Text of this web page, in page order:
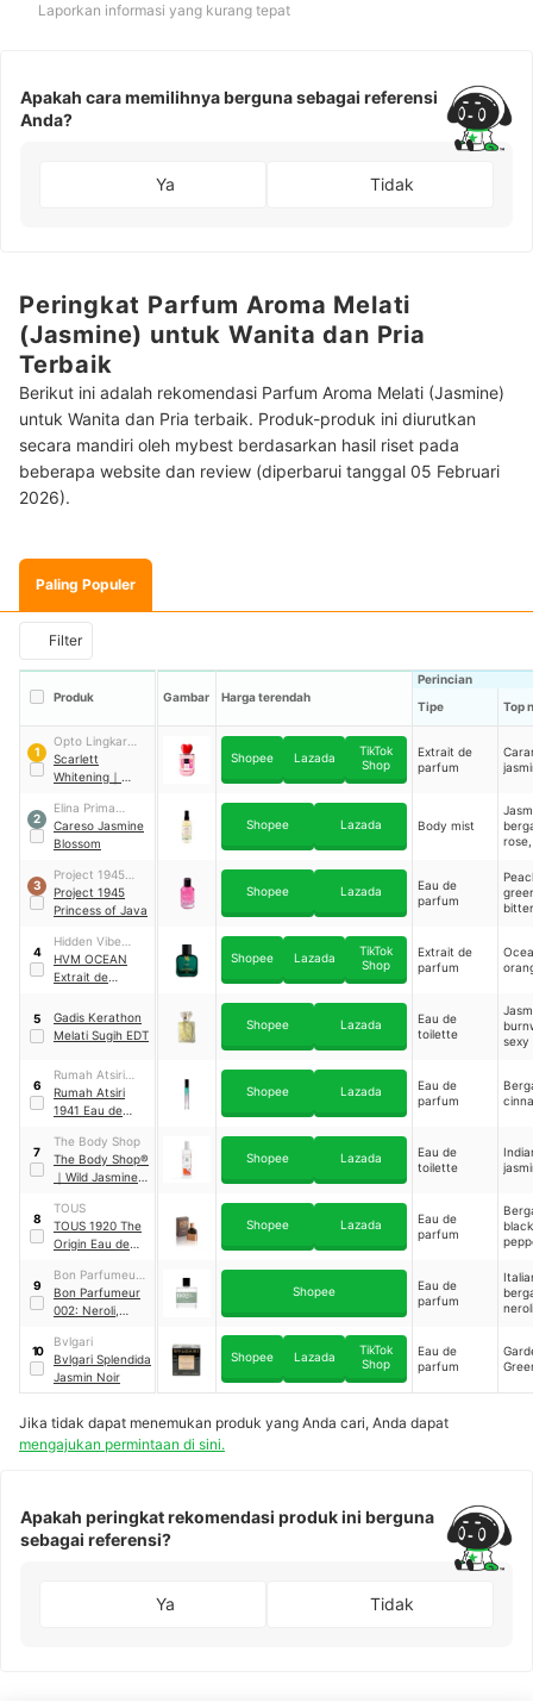
Laporkan informasi yang kurang tepat
Apakah cara memilihnya berguna sebagai referensi
Anda?
Ya Tidak
Peringkat Parfum Aroma Melati
(Jasmine) untuk Wanita dan Pria
Terbaik
Berikut ini adalah rekomendasi Parfum Aroma Melati (Jasmine)
untuk Wanita dan Pria terbaik. Produk-produk ini diurutkan
secara mandiri oleh mybest berdasarkan hasil riset pada
beberapa website dan review (diperbarui tanggal 05 Februari
2026).
Paling Populer
Filter
Produk Gambar Harga terendah
Perincian
Tipe
Top
1
Opto Lingkar
Sejahtera
Scarlett
Whitening ｜
Parfum Tea
Amor
Shopee Lazada
TikTok
Shop
Extrait de
parfum
2
Elina Prima
Sejahtera
Careso Jasmine
Blossom
Shopee Lazada Body mist
3
Project 1945
Perfumery
Project 1945
Princess of Java
Shopee Lazada
Eau de
parfum
4
Hidden Vibe
Memories
Fragrance
HVM OCEAN
Extrait de
Shopee Lazada
TikTok
Shop
Extrait de
parfum
5
Gadis Kerathon
Melati Sugih EDT
Shopee Lazada
Eau de
toilette
sexy
6
Rumah Atsiri
Indonesia
Rumah Atsiri
1941 Eau de
Shopee Lazada
Eau de
parfum
7
The Body Shop
The Body Shop®
｜ Wild Jasmine
Shopee Lazada
Eau de
toilette
8
TOUS
TOUS 1920 The
Origin Eau de
Shopee Lazada
Eau de
parfum
black
9
Bon Parfumeur
Paris
Bon Parfumeur
002: Neroli,
Amber
Shopee
Eau de
parfum
neroli
10
Bvlgari
Bvlgari Splendida
Jasmin Noir
Shopee Lazada
TikTok
Shop
Eau de
parfum
Jika tidak dapat menemukan produk yang Anda cari, Anda dapat
mengajukan permintaan di sini.
Apakah peringkat rekomendasi produk ini berguna
sebagai referensi?
Ya Tidak